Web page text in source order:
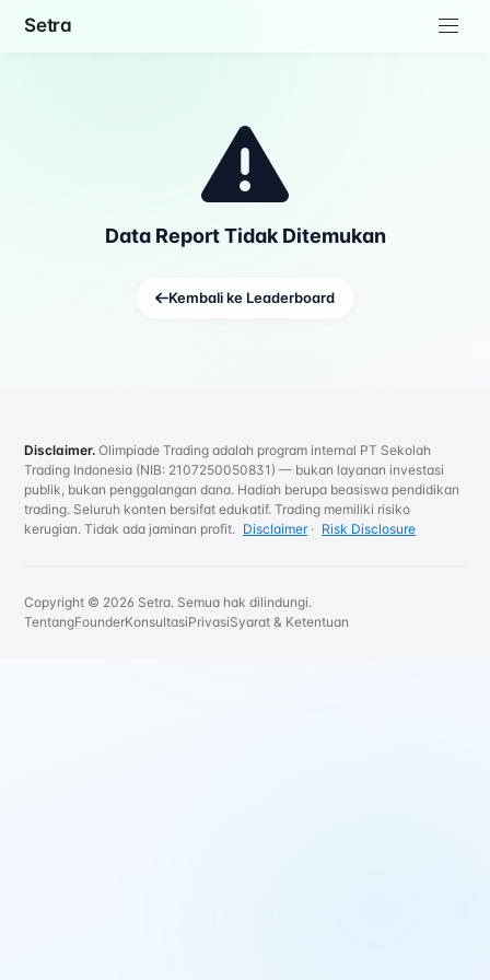
Setra
Data Report Tidak Ditemukan
Kembali ke Leaderboard
Disclaimer. Olimpiade Trading adalah program internal PT Sekolah
Trading Indonesia (NIB: 2107250050831) — bukan layanan investasi
publik, bukan penggalangan dana. Hadiah berupa beasiswa pendidikan
trading. Seluruh konten bersifat edukatif. Trading memiliki risiko
kerugian. Tidak ada jaminan profit. Disclaimer· Risk Disclosure
Copyright © 2026 Setra. Semua hak dilindungi.
TentangFounderKonsultasiPrivasiSyarat & Ketentuan